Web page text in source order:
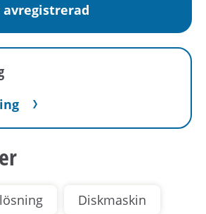
Diskmaskin